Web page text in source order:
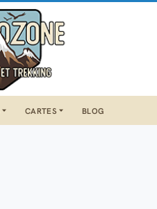
CARTES BLOG